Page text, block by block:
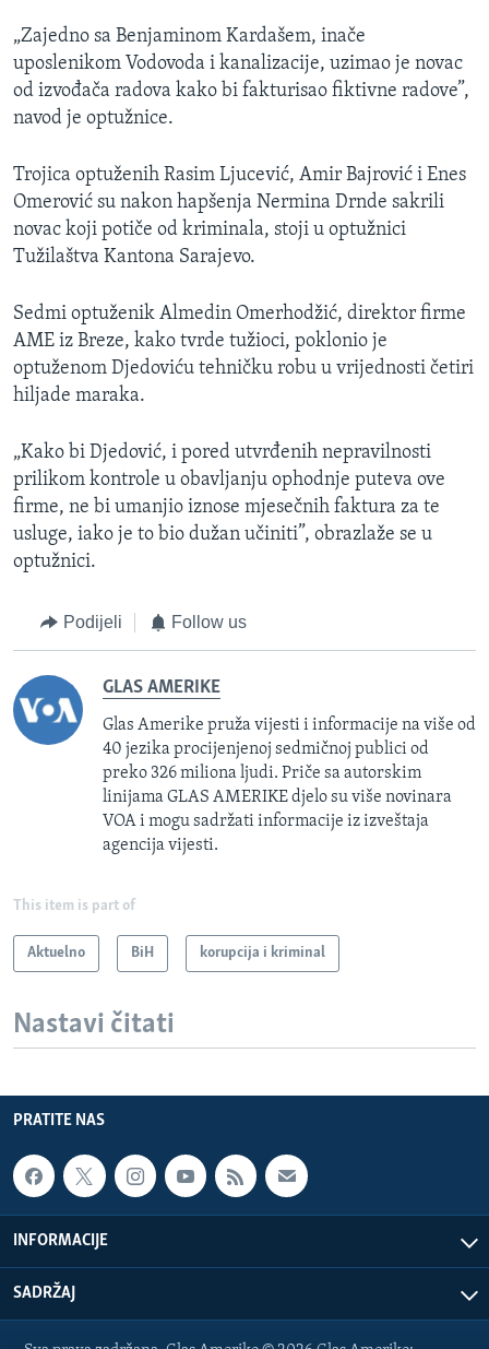
„Zajedno sa Benjaminom Kardašem, inače
uposlenikom Vodovoda i kanalizacije, uzimao je novac
od izvođača radova kako bi fakturisao fiktivne radove”,
navod je optužnice.
Trojica optuženih Rasim Ljucević, Amir Bajrović i Enes
Omerović su nakon hapšenja Nermina Drnde sakrili
novac koji potiče od kriminala, stoji u optužnici
Tužilaštva Kantona Sarajevo.
Sedmi optuženik Almedin Omerhodžić, direktor firme
AME iz Breze, kako tvrde tužioci, poklonio je
optuženom Djedoviću tehničku robu u vrijednosti četiri
hiljade maraka.
„Kako bi Djedović, i pored utvrđenih nepravilnosti
prilikom kontrole u obavljanju ophodnje puteva ove
firme, ne bi umanjio iznose mjesečnih faktura za te
usluge, iako je to bio dužan učiniti”, obrazlaže se u
optužnici.
Podijeli Follow us
GLAS AMERIKE
Glas Amerike pruža vijesti i informacije na više od
40 jezika procijenjenoj sedmičnoj publici od
preko 326 miliona ljudi. Priče sa autorskim
linijama GLAS AMERIKE djelo su više novinara
VOA i mogu sadržati informacije iz izveštaja
agencija vijesti.
This item is part of
Aktuelno BiH korupcija i kriminal
Nastavi čitati
PRATITE NAS
INFORMACIJE
SADRŽAJ